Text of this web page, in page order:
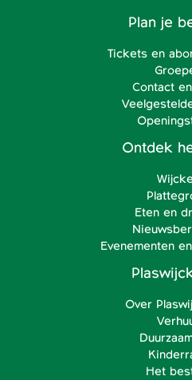
Plan je
Tickets en
Contact
Ontdek
Eten en
Evenementen
Over
Het